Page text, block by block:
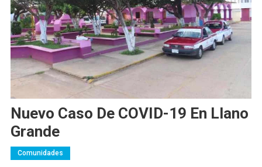
Nuevo Caso De COVID-19 En Llano
Grande
Comunidades